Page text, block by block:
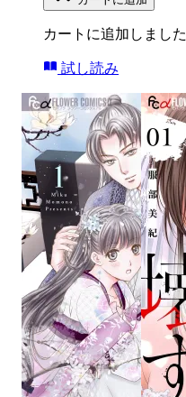
カートに追加しました
試し読み